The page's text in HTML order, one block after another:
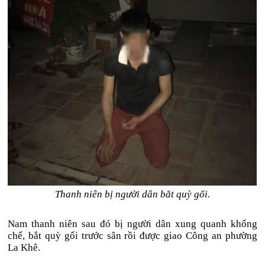
Thanh niên bị người dân bắt quỳ gối.
Nam thanh niên sau đó bị người dân xung quanh khống
chế, bắt quỳ gối trước sân rồi được giao Công an phường
La Khê.